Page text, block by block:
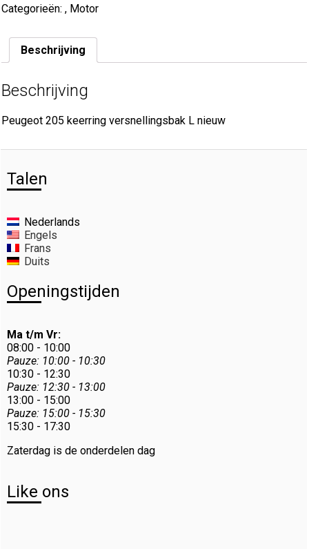
Categorieën:, Motor
Beschrijving
Beschrijving
Peugeot 205 keerring versnellingsbak L nieuw
Talen
Nederlands
Engels
Frans
Duits
Openingstijden
Ma t/m Vr:
08:00 - 10:00
Pauze: 10:00 - 10:30
10:30 - 12:30
Pauze: 12:30 - 13:00
13:00 - 15:00
Pauze: 15:00 - 15:30
15:30 - 17:30
Zaterdag is de onderdelen dag
Like ons